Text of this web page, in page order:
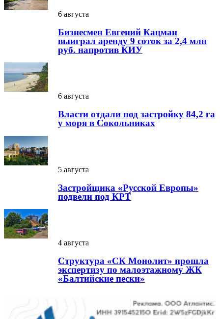
6 августа
Бизнесмен Евгений Кацман
выиграл аренду 9 соток за 2,4 млн
руб. напротив КИУ
6 августа
Власти отдали под застройку 84,2 га
у моря в Сокольниках
5 августа
Застройщика «Русской Европы»
подвели под КРТ
4 августа
Структура «СК Монолит» прошла
экспертизу по малоэтажному ЖК
«Балтийские пески»